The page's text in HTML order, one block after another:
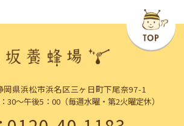
岡県浜松市浜名区三ヶ日町下尾奈97-1
30～午後5：00（毎週水曜・第2火曜定休）